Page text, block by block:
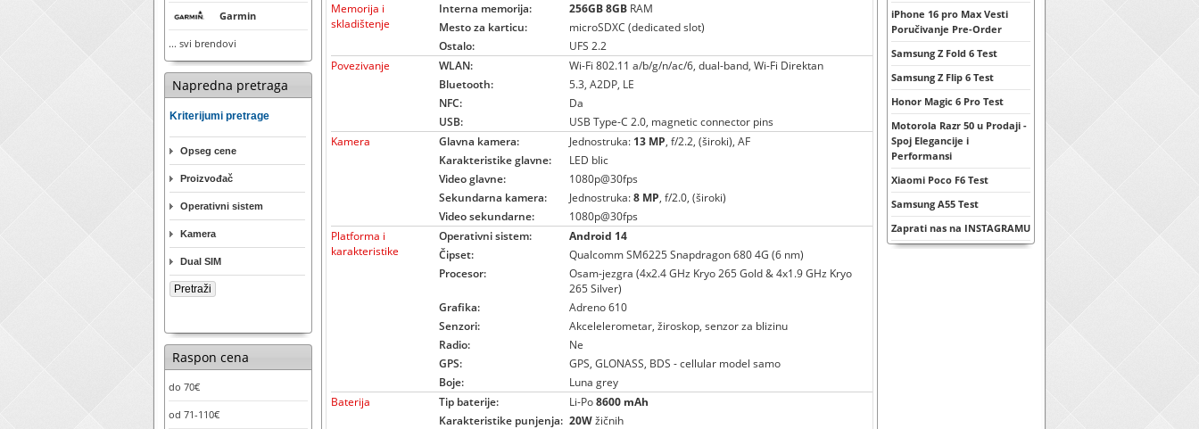
Garmin
... svi brendovi
Napredna pretraga
Kriterijumi pretrage
Opseg cene
Proizvođač
Operativni sistem
Kamera
Dual SIM
Raspon cena
do 70€
od 71-110€
Memorija i
skladištenje
Interna memorija: 256GB8GB RAM
Mesto za karticu:
microSDXC (dedicated slot)
Ostalo:
UFS 2.2
Povezivanje
WLAN:
Wi-Fi 802.11 a/b/g/n/ac/6, dual-band, Wi-Fi Direktan
Bluetooth:
5.3, A2DP, LE
NFC:
Da
USB:
USB Type-C 2.0, magnetic connector pins
Kamera
Glavna kamera: Jednostruka: 13 MP, f/2.2, (široki), AF
Karakteristike glavne:
LED blic
Video glavne:
1080p@30fps
Sekundarna kamera:
Jednostruka:8 MP, f/2.0, (široki)
Video sekundarne:
1080p@30fps
Platforma i
karakteristike
Operativni sistem:
Android 14
Čipset:
Qualcomm SM6225 Snapdragon 680 4G (6 nm)
Procesor:
Osam-jezgra (4x2.4 GHz Kryo 265 Gold & 4x1.9 GHz Kryo
265 Silver)
Grafika:
Adreno 610
Senzori:
Akcelelerometar, žiroskop, senzor za blizinu
Radio:
Ne
GPS:
GPS, GLONASS, BDS - cellular model samo
Boje:
Luna grey
Baterija
Tip baterije: Li-Po8600 mAh
Karakteristike punjenja: 20Wžičnih
iPhone 16 pro Max Vesti
Poručivanje Pre-Order
Samsung Z Fold 6 Test
Samsung Z Flip 6 Test
Honor Magic 6 Pro Test
Motorola Razr 50 u Prodaji -
Spoj Elegancije i
Performansi
Xiaomi Poco F6 Test
Samsung A55 Test
Zaprati nas na INSTAGRAMU